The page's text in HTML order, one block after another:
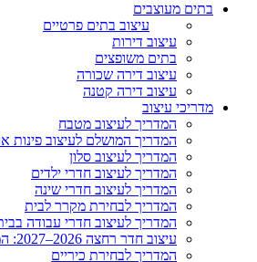
בתים מעוצבים
עיצוב בתים פרטיים
עיצוב דירות
בתים משופצים
עיצוב דירה שכורה
עיצוב דירה קטנה
מדריכי עיצוב
המדריך לעיצוב מטבח
המדריך המושלם לעיצוב פינות
המדריך לעיצוב סלון
המדריך לעיצוב חדרי ילדים
המדריך לעיצוב חדרי שינה
המדריך לבחירת מקרר לבית
המדריך לעיצוב חדרי עבודה
עיצוב חדר רחצה 2026–2027: המדריך המלא לתכנון נכון
המדריך לבחירת כיריים